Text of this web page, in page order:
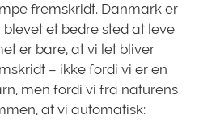
fremskridt. Danmark er
et bedre sted at leve
er bare, at vi let bliver
– ikke fordi vi er en
men fordi vi fra naturens
at vi automatisk: